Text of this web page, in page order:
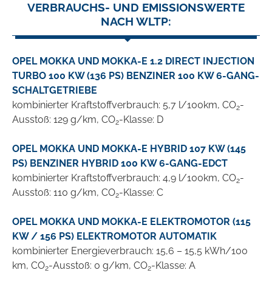
VERBRAUCHS- UND EMISSIONSWERTE
NACH WLTP:
OPEL MOKKA UND MOKKA-E 1.2 DIRECT INJECTION
TURBO 100 KW (136 PS) BENZINER 100 KW 6-GANG-
SCHALTGETRIEBE
kombinierter Kraftstoffverbrauch: 5,7 l/100km, CO2-
Ausstoß: 129 g/km, CO2-Klasse: D
OPEL MOKKA UND MOKKA-E HYBRID 107 KW (145
PS) BENZINER HYBRID 100 KW 6-GANG-EDCT
kombinierter Kraftstoffverbrauch: 4,9 l/100km, CO2-
Ausstoß: 110 g/km, CO2-Klasse: C
OPEL MOKKA UND MOKKA-E ELEKTROMOTOR (115
KW / 156 PS) ELEKTROMOTOR AUTOMATIK
kombinierter Energieverbrauch: 15,6 – 15,5 kWh/100
km, CO2-Ausstoß: 0 g/km, CO2-Klasse: A